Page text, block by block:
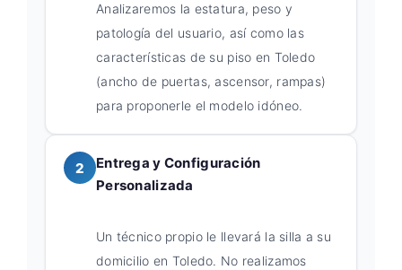
Analizaremos la estatura, peso y
patología del usuario, así como las
características de su piso en Toledo
(ancho de puertas, ascensor, rampas)
para proponerle el modelo idóneo.
2
Entrega y Configuración
Personalizada
Un técnico propio le llevará la silla a su
domicilio en Toledo. No realizamos